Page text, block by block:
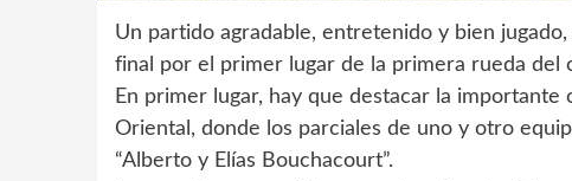
Un partido agradable, entretenido y bien
final por el primer lugar de la primera rueda del
En primer lugar, hay que destacar la
Oriental, donde los parciales de uno y otro
“Alberto y Elías Bouchacourt”.